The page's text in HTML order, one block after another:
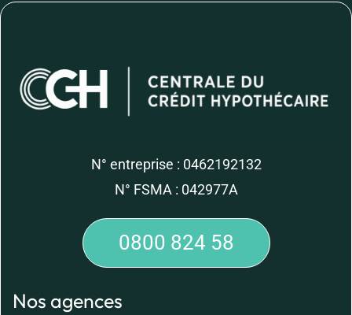
N° entreprise : 0462192132
N° FSMA : 042977A
0800 824 58
Nos agences